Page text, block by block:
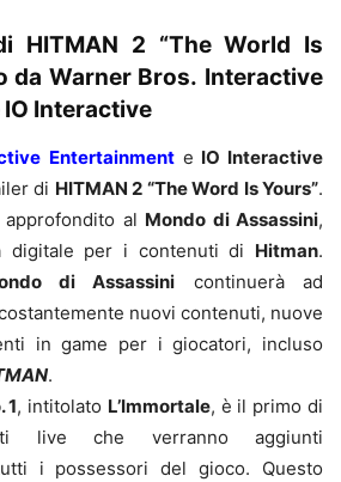
HITMAN 2 “The World Is
da Warner Bros. Interactive
Interactive
Entertainmente IO Interactive
di HITMAN 2 “The Word Is Yours”.
al Mondo di Assassini,
digitale per i contenuti di Hitman.
di Assassini continuerà ad
nuovi contenuti, nuove
in game per i giocatori, incluso
.
1, intitolato L’Immortale, è il primo di
live che verranno aggiunti
i possessori del gioco. Questo